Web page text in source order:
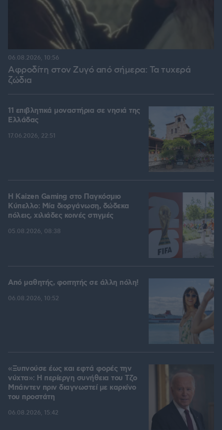
Αφροδίτη στον Ζυγό από σήμερα: Τα τυχερά
ζώδια
06.08.2026, 10:56
11 επιβλητικά μοναστήρια σε νησιά της
Ελλάδας
17.06.2026, 22:51
H Kaizen Gaming στο Παγκόσμιο
Kύπελλο: Μία διοργάνωση, δώδεκα
πόλεις, χιλιάδες κοινές στιγμές
05.08.2026, 08:38
Από μαθητής, φοιτητής σε άλλη πόλη!
06.08.2026, 10:52
«Ξυπνούσε έως και εφτά φορές την
νύχτα»: Η περίεργη συνήθεια του Τζο
Μπάιντεν πριν διαγνωστεί με καρκίνο
του προστάτη
06.08.2026, 15:42